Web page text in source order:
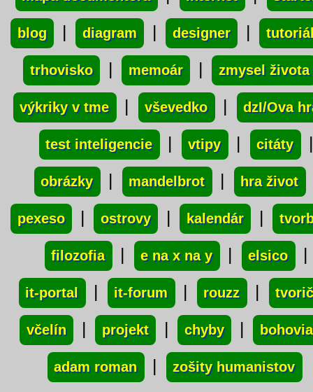
blog | diagram | designer |
trhovisko | memoár | zmysel života
výkriky v tme | vševedko | dzI/Ova
test inteligencie | vtipy | citáty
obrázky | mandelbrot | hra život
pexeso | ostrovy | kalendár |
filozofia | e na x na y | elsico |
it-portal | it-forum | rouzz |
včelín | projekt | chyby | bohovia
adam roman | zošity humanistov